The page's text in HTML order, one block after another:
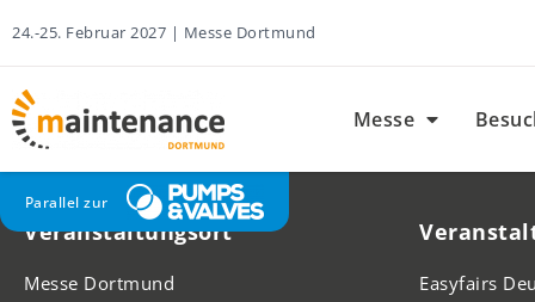
24.-25. Februar 2027 | Messe Dortmund
Messe
Parallel zur
Veranstaltungsort
Messe Dortmund
Easyfairs